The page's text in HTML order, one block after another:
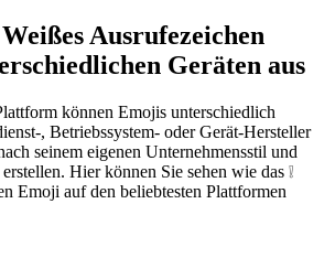
Weißes Ausrufezeichen
Geräten aus
können Emojis unterschiedlich
, Betriebssystem- oder Gerät-Hersteller
seinem eigenen Unternehmensstil und
Hier können Sie sehen wie das ❕
Emoji auf den beliebtesten Plattformen